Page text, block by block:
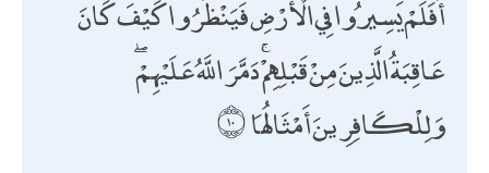
أَفَلَمْ يَسِيرُوا فِي الْأَرْضِ فَيَنْظُرُوا كَيْفَ كَانَ
عَاقِبَةُ الَّذِينَ مِنْ قَبْلِهِمْ ۚ دَمَّرَ اللَّهُ عَلَيْهِمْ ۖ
وَلِلْكَافِرِينَ أَمْثَالُهَا